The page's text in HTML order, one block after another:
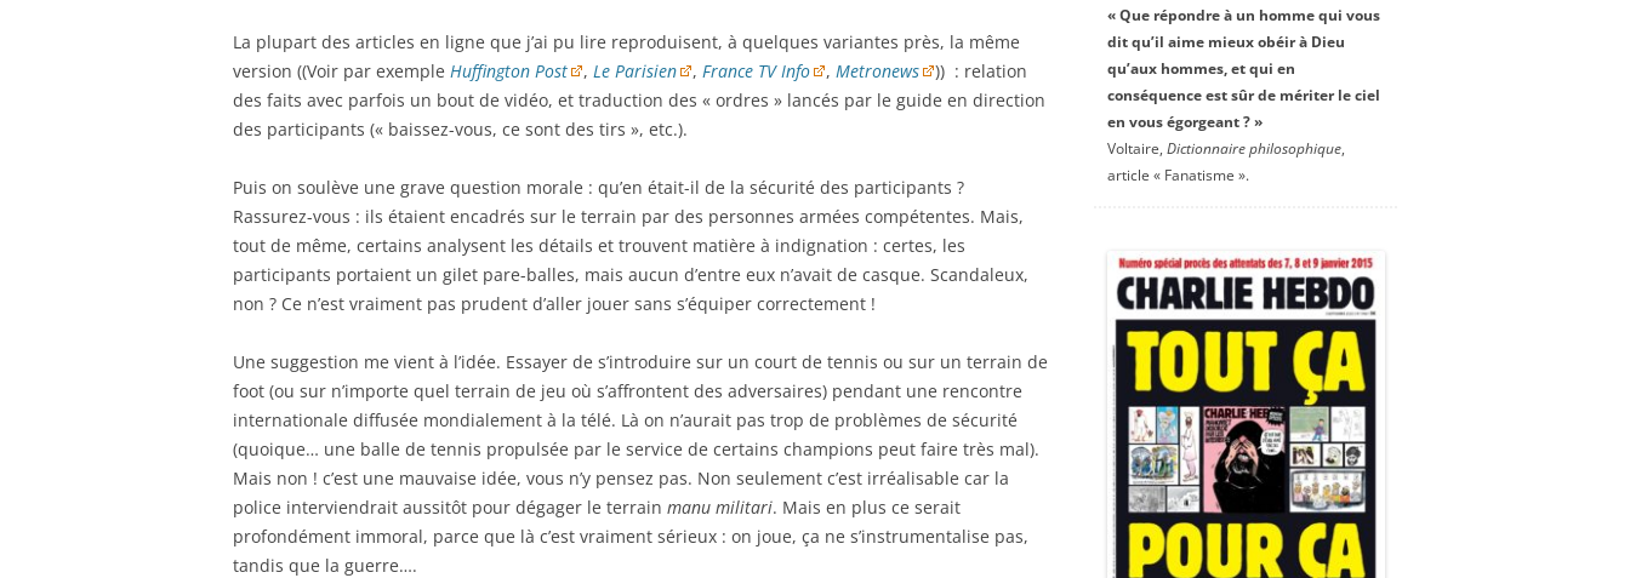
La plupart des articles en ligne que j’ai pu lire reproduisent, à quelques variantes près, la même
version ((Voir par exemple Huffington Post , Le Parisien , France TV Info , Metronews
)) : relation
des faits avec parfois un bout de vidéo, et traduction des « ordres » lancés par le guide en direction
des participants (« baissez-vous, ce sont des tirs », etc.).
Puis on soulève une grave question morale : qu’en était-il de la sécurité des participants ?
Rassurez-vous : ils étaient encadrés sur le terrain par des personnes armées compétentes. Mais,
tout de même, certains analysent les détails et trouvent matière à indignation : certes, les
participants portaient un gilet pare-balles, mais aucun d’entre eux n’avait de casque. Scandaleux,
non ? Ce n’est vraiment pas prudent d’aller jouer sans s’équiper correctement !
Une suggestion me vient à l’idée. Essayer de s’introduire sur un court de tennis ou sur un terrain de
foot (ou sur n’importe quel terrain de jeu où s’affrontent des adversaires) pendant une rencontre
internationale diffusée mondialement à la télé. Là on n’aurait pas trop de problèmes de sécurité
(quoique… une balle de tennis propulsée par le service de certains champions peut faire très mal).
Mais non ! c’est une mauvaise idée, vous n’y pensez pas. Non seulement c’est irréalisable car la
police interviendrait aussitôt pour dégager le terrain manu militari. Mais en plus ce serait
profondément immoral, parce que là c’est vraiment sérieux : on joue, ça ne s’instrumentalise pas,
tandis que la guerre….
« Que répondre à un homme qui vous
dit qu’il aime mieux obéir à Dieu
qu’aux hommes, et qui en
conséquence est sûr de mériter le ciel
en vous égorgeant ? »
Voltaire, Dictionnaire philosophique,
article « Fanatisme ».